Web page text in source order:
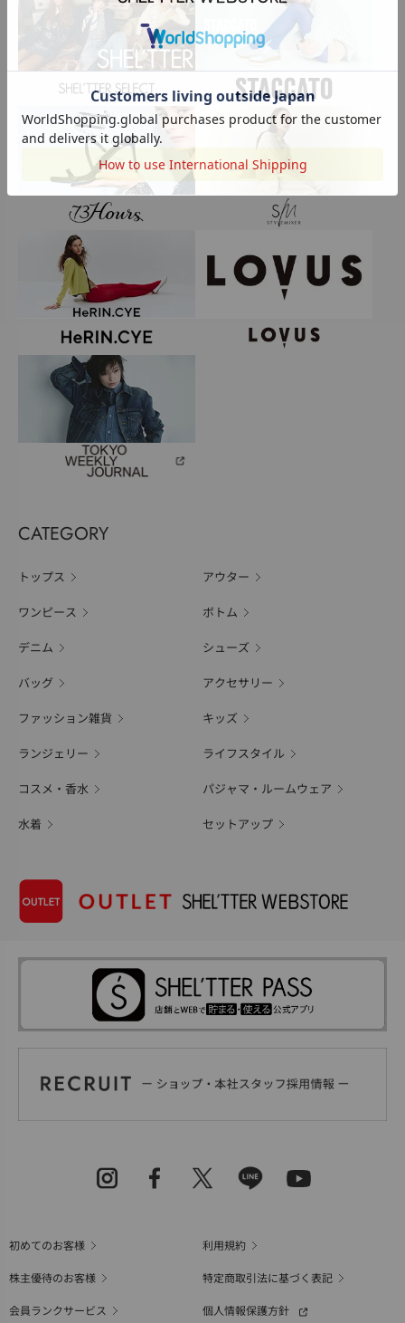
CATEGORY
トップス アウター
ワンピース ボトム
デニム シューズ
バッグ アクセサリー
ファッション雑貨 キッズ
ランジェリー ライフスタイル
コスメ・香水 パジャマ・ルームウェア
水着 セットアップ
初めてのお客様
利用規約
株主優待のお客様
特定商取引法に基づく表記
会員ランクサービス
個人情報保護方針